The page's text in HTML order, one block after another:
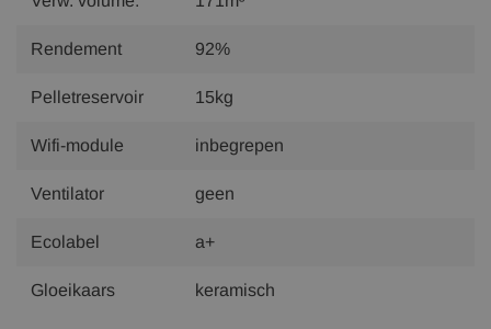
Rendement 92%
Pelletreservoir 15kg
Wifi-module inbegrepen
Ventilator geen
Ecolabel a+
Gloeikaars keramisch